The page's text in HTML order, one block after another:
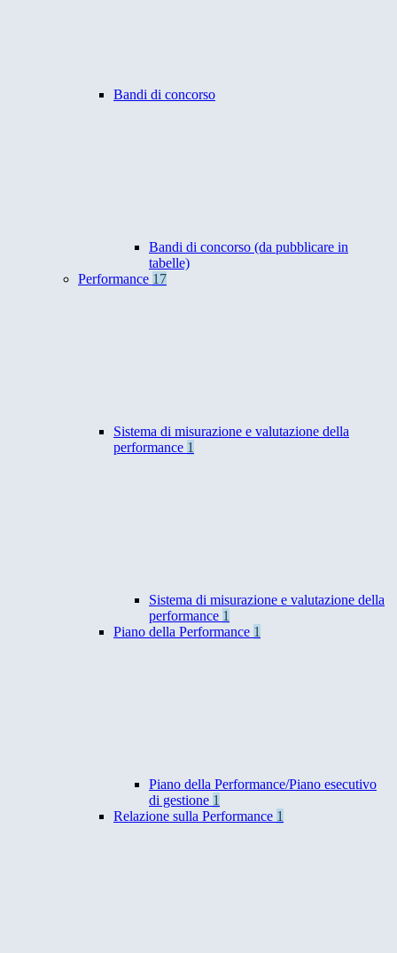
Bandi di concorso
Bandi di concorso (da pubblicare in
tabelle)
Performance 17
Sistema di misurazione e valutazione della
performance 1
Sistema di misurazione e valutazione della
performance 1
Piano della Performance 1
Piano della Performance/Piano esecutivo
di gestione 1
Relazione sulla Performance 1